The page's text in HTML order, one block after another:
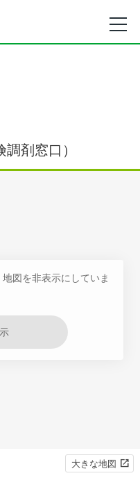
剤窓口）
図を非表示にしていま
大きな地図